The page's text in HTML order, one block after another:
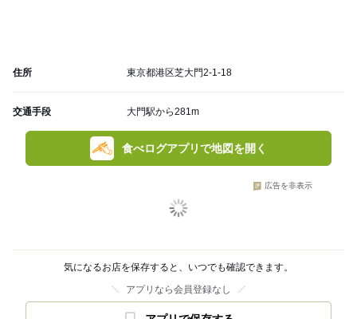
住所 東京都港区芝大門2-1-18
交通手段 大門駅から281m
食べログアプリで地図を開く
広告を非表示
気になるお店を保存すると、いつでも確認できます。
アプリなら会員登録なし